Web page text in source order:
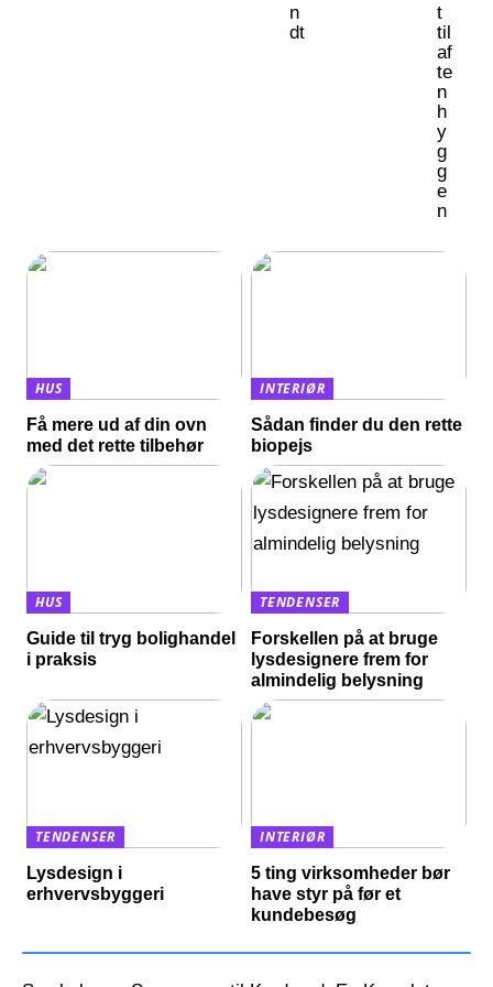
n
dt
t
til
af
te
n
h
y
g
g
e
n
HUS
Få mere ud af din ovn
med det rette tilbehør
INTERIØR
Sådan finder du den rette
biopejs
HUS
Guide til tryg bolighandel
i praksis
TENDENSER
Forskellen på at bruge
lysdesignere frem for
almindelig belysning
TENDENSER
Lysdesign i
erhvervsbyggeri
INTERIØR
5 ting virksomheder bør
have styr på før et
kundebesøg